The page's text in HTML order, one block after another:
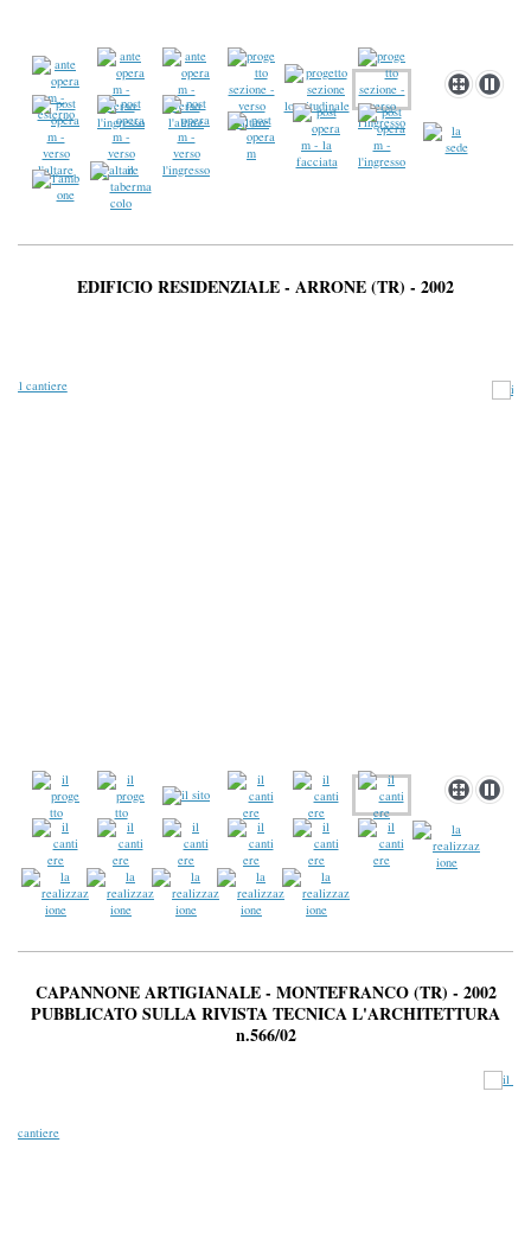
EDIFICIO RESIDENZIALE - ARRONE (TR) - 2002
CAPANNONE ARTIGIANALE - MONTEFRANCO (TR) - 2002
PUBBLICATO SULLA RIVISTA TECNICA L'ARCHITETTURA
n.566/02